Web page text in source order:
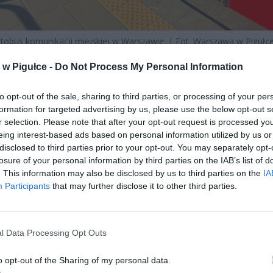
Pigułce - Do Not Process My Personal Information
opt-out of the sale, sharing to third parties, or processing of your
for targeted advertising by us, please use the below opt-out
selection. Please note that after your opt-out request is processed
interest-based ads based on personal information utilized by us
to third parties prior to your opt-out. You may separately
of your personal information by third parties on the IAB’s list of
This information may also be disclosed by us to third parties on the
Participants that may further disclose it to other third parties.
Data Processing Opt Outs
opt-out of the Sharing of my personal data.
komunikacji miejskiej w Warszawie. | Fot. Warszawa w
AKURAT TERAZ – RUCH W
SPADA
to miesiące, w których stolica wyraźnie zwalnia. Dzieci i
wyczekiwaną przerwę w nauce, więc rano nie muszą pędzić na
dzwonkiem. Studenci odetchnęli po sesji egzaminacyjnej, a
po prostu wyjeżdża na urlopy.